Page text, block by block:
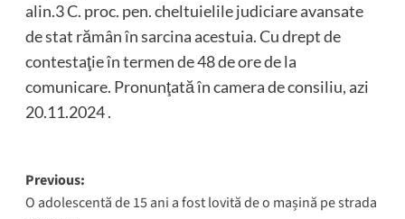
alin.3 C. proc. pen. cheltuielile judiciare avansate
de stat rămân în sarcina acestuia. Cu drept de
contestaţie în termen de 48 de ore de la
comunicare. Pronunţată în camera de consiliu, azi
20.11.2024 .
Post
Previous:
O adolescentă de 15 ani a fost lovită de o mașină pe strada